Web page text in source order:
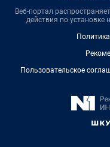
Веб-портал
действия по установке
Пользовательское